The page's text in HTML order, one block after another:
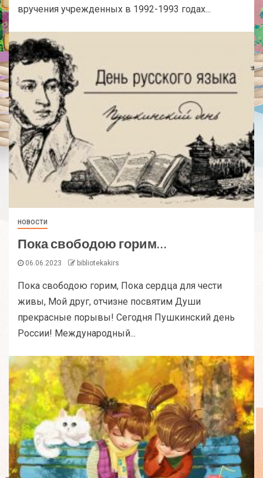
вручения учрежденных в 1992-1993 годах...
НОВОСТИ
Пока свободою горим…
06.06.2023 bibliotekakirs
Пока свободою горим, Пока сердца для чести
живы, Мой друг, отчизне посвятим Души
прекрасные порывы! Сегодня Пушкинский день
России! Международный...